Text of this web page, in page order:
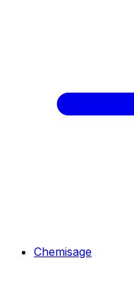
Chemisage